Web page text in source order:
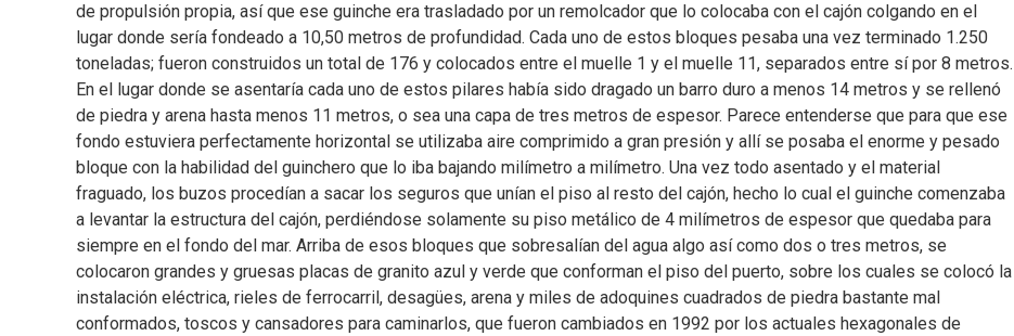
de propulsión propia, así que ese guinche era trasladado por un remolcador que lo colocaba con el cajón colgando en el
lugar donde sería fondeado a 10,50 metros de profundidad. Cada uno de estos bloques pesaba una vez terminado 1.250
toneladas; fueron construidos un total de 176 y colocados entre el muelle 1 y el muelle 11, separados entre sí por 8 metros.
En el lugar donde se asentaría cada uno de estos pilares había sido dragado un barro duro a menos 14 metros y se rellenó
de piedra y arena hasta menos 11 metros, o sea una capa de tres metros de espesor. Parece entenderse que para que ese
fondo estuviera perfectamente horizontal se utilizaba aire comprimido a gran presión y allí se posaba el enorme y pesado
bloque con la habilidad del guinchero que lo iba bajando milímetro a milímetro. Una vez todo asentado y el material
fraguado, los buzos procedían a sacar los seguros que unían el piso al resto del cajón, hecho lo cual el guinche comenzaba
a levantar la estructura del cajón, perdiéndose solamente su piso metálico de 4 milímetros de espesor que quedaba para
siempre en el fondo del mar. Arriba de esos bloques que sobresalían del agua algo así como dos o tres metros, se
colocaron grandes y gruesas placas de granito azul y verde que conforman el piso del puerto, sobre los cuales se colocó la
instalación eléctrica, rieles de ferrocarril, desagües, arena y miles de adoquines cuadrados de piedra bastante mal
conformados, toscos y cansadores para caminarlos, que fueron cambiados en 1992 por los actuales hexagonales de